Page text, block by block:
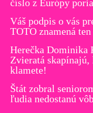
číslo z Európy
Váš podpis o vás
TOTO znamená ten
Herečka Dominika
Zvieratá
klamete!
Štát zobral
ľudia nedostanú